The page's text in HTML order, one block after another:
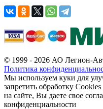
© 1999 - 2026 АО Легион-
Политика
Мы используем куки для
запретить обработку
на сайте, Вы даете свое
конфиденциальности